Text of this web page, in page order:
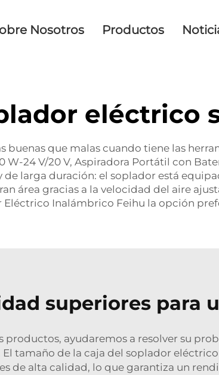
Nosotros Productos
eléctrico
buenas que malas cuando tiene las
24 V/20 V, Aspiradora Portátil con
larga duración: el soplador está
área gracias a la velocidad del aire
Eléctrico Inalámbrico Feihu la opción
superiores para
productos, ayudaremos a resolver su
tamaño de la caja del soplador
de alta calidad, lo que garantiza un